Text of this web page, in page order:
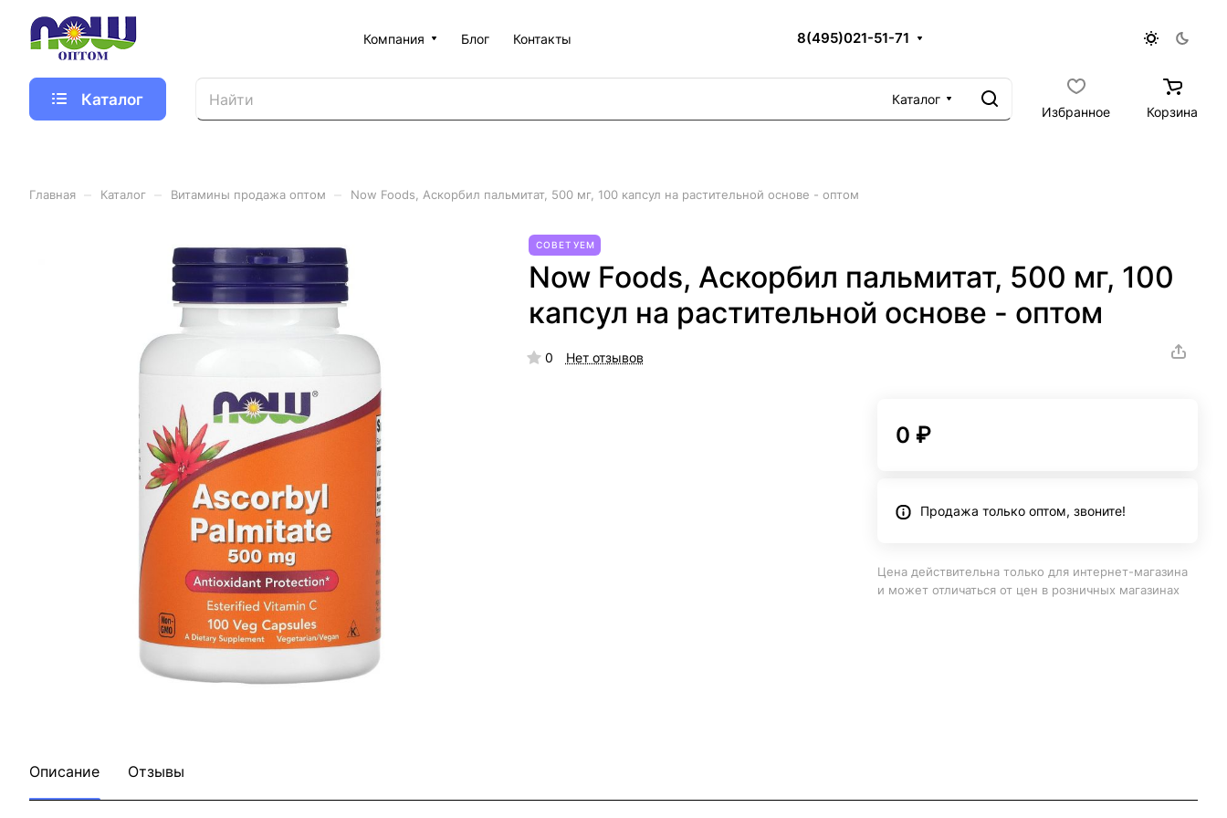
Компания Блог Контакты 8(495)021-51-71
Каталог
Каталог
Избранное
Корзина
Главная Каталог Витамины продажа оптом Now Foods, Аскорбил пальмитат, 500 мг, 100 капсул на растительной основе - оптом
СОВЕТУЕМ
Now Foods, Аскорбил пальмитат, 500 мг, 100
капсул на растительной основе - оптом
0 Нет отзывов
0 ₽
Продажа только оптом, звоните!
Цена действительна только для интернет-магазина
и может отличаться от цен в розничных магазинах
Описание Отзывы